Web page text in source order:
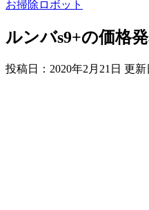
お掃除ロボット
ルンバs9+の価格発
投稿日：2020年2月21日 更新